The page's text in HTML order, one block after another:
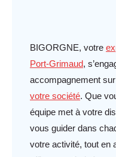
BIGORGNE, votre
Port-Grimaud,
accompagnement
votre société. Que
équipe met à votre
vous guider dans
votre activité, tout en